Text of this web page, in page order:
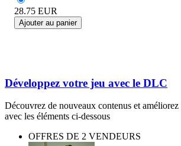
28.75 EUR
Ajouter au panier
Développez votre jeu avec le DLC
Découvrez de nouveaux contenus et
avec les éléments ci-dessous
OFFRES DE 2 VENDEURS